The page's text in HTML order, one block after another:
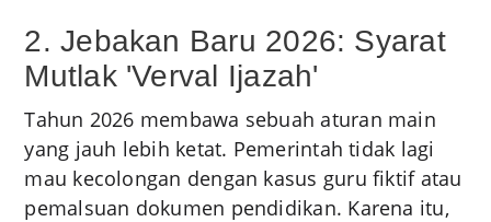
2. Jebakan Baru 2026: Syarat
Mutlak 'Verval Ijazah'
Tahun 2026 membawa sebuah aturan main
yang jauh lebih ketat. Pemerintah tidak lagi
mau kecolongan dengan kasus guru fiktif atau
pemalsuan dokumen pendidikan. Karena itu,